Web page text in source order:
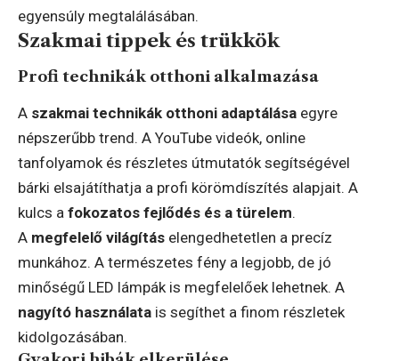
egyensúly megtalálásában.
Szakmai tippek és trükkök
Profi technikák otthoni alkalmazása
A szakmai technikák otthoni adaptálása egyre
népszerűbb trend. A YouTube videók, online
tanfolyamok és részletes útmutatók segítségével
bárki elsajátíthatja a profi körömdíszítés alapjait. A
kulcs a fokozatos fejlődés és a türelem.
A megfelelő világítás elengedhetetlen a precíz
munkához. A természetes fény a legjobb, de jó
minőségű LED lámpák is megfelelőek lehetnek. A
nagyító használata is segíthet a finom részletek
kidolgozásában.